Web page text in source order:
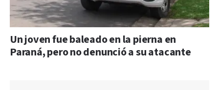
Un joven fue baleado en la pierna en
Paraná, pero no denunció a su atacante